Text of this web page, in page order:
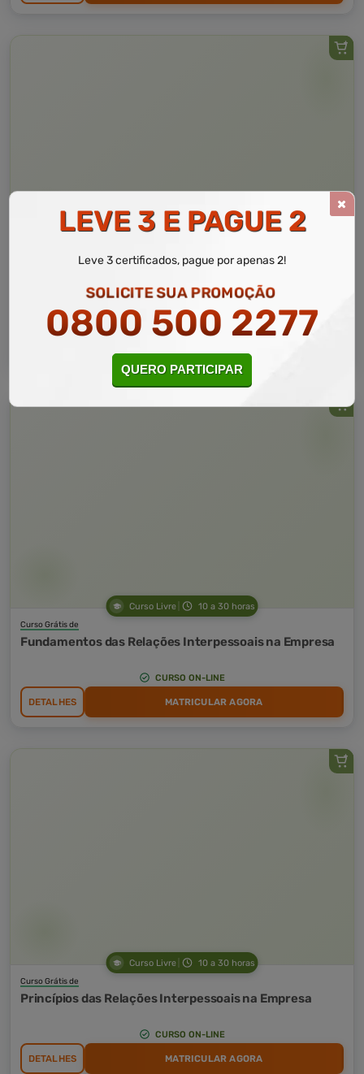
Básico em Relações Interpessoais Nas Organizações
CURSO ON-LINE
Curso Livre 10 a 30 horas
Curso Grátis de
Fundamentos das Relações Interpessoais na Empresa
CURSO ON-LINE
DETALHES MATRICULAR AGORA
Curso Livre 10 a 30 horas
Curso Grátis de
Princípios das Relações Interpessoais na Empresa
CURSO ON-LINE
DETALHES MATRICULAR AGORA
LEVE 3 E PAGUE 2
Leve 3 certificados, pague por apenas 2!
SOLICITE SUA PROMOÇÃO
0800 500 2277
QUERO PARTICIPAR